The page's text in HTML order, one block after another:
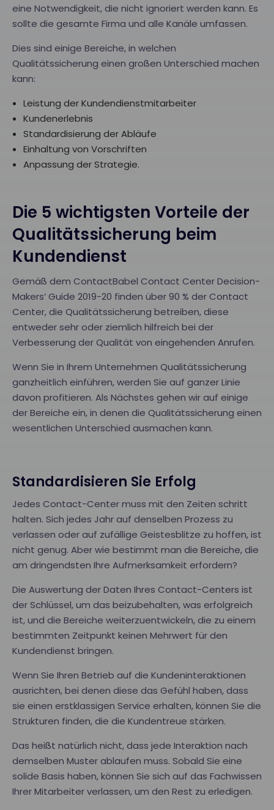
eine Notwendigkeit, die nicht ignoriert werden kann. Es
sollte die gesamte Firma und alle Kanäle umfassen.
Dies sind einige Bereiche, in welchen
Qualitätssicherung einen großen Unterschied machen
kann:
Leistung der Kundendienstmitarbeiter
Kundenerlebnis
Standardisierung der Abläufe
Einhaltung von Vorschriften
Anpassung der Strategie.
Die 5 wichtigsten Vorteile der
Qualitätssicherung beim
Kundendienst
Gemäß dem ContactBabel Contact Center Decision-
Makers‘ Guide 2019-20 finden über 90 % der Contact
Center, die Qualitätssicherung betreiben, diese
entweder sehr oder ziemlich hilfreich bei der
Verbesserung der Qualität von eingehenden Anrufen.
Wenn Sie in Ihrem Unternehmen Qualitätssicherung
ganzheitlich einführen, werden Sie auf ganzer Linie
davon profitieren. Als Nächstes gehen wir auf einige
der Bereiche ein, in denen die Qualitätssicherung einen
wesentlichen Unterschied ausmachen kann.
Standardisieren Sie Erfolg
Jedes Contact-Center muss mit den Zeiten schritt
halten. Sich jedes Jahr auf denselben Prozess zu
verlassen oder auf zufällige Geistesblitze zu hoffen, ist
nicht genug. Aber wie bestimmt man die Bereiche, die
am dringendsten Ihre Aufmerksamkeit erfordern?
Die Auswertung der Daten Ihres Contact-Centers ist
der Schlüssel, um das beizubehalten, was erfolgreich
ist, und die Bereiche weiterzuentwickeln, die zu einem
bestimmten Zeitpunkt keinen Mehrwert für den
Kundendienst bringen.
Wenn Sie Ihren Betrieb auf die Kundeninteraktionen
ausrichten, bei denen diese das Gefühl haben, dass
sie einen erstklassigen Service erhalten, können Sie die
Strukturen finden, die die Kundentreue stärken.
Das heißt natürlich nicht, dass jede Interaktion nach
demselben Muster ablaufen muss. Sobald Sie eine
solide Basis haben, können Sie sich auf das Fachwissen
Ihrer Mitarbeiter verlassen, um den Rest zu erledigen.